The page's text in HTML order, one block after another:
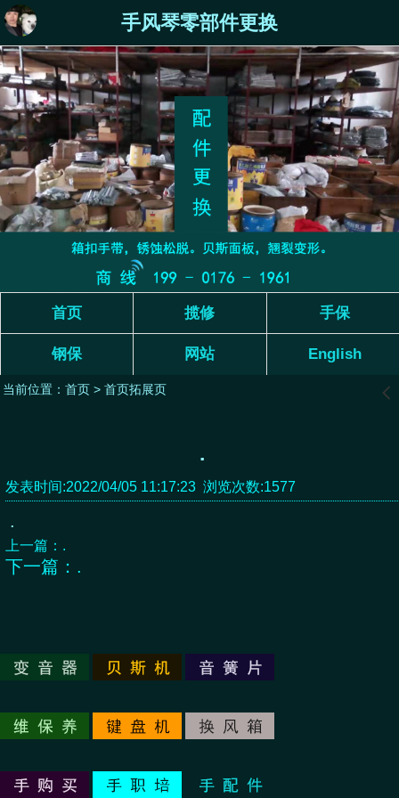
手风琴零部件更换
首页 揽修 手保
钢保 网站 English
当前位置： 首页> 首页拓展页 󰊒
.
发表时间:2022/04/05 11:17:23 浏览次数:1577
.
上一篇： .
下一篇： .